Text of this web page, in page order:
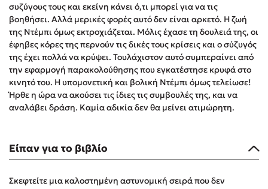
Mimi Matthews
Benzamin Bécue
Rebecca Yarros
Teo Benedetti
Τζένη Κουτσοδημητροπούλου
Emily Henry
Ali Hazelwood
Pierdomenico Baccalario
συζύγους τους και εκείνη κάνει ό,τι μπορεί για να τις
βοηθήσει. Αλλά μερικές φορές αυτό δεν είναι αρκετό. Η ζωή
της Ντέμπι όμως εκτροχιάζεται. Μόλις έχασε τη δουλειά της, οι
έφηβες κόρες της περνούν τις δικές τους κρίσεις και ο σύζυγός
της έχει πολλά να κρύψει. Τουλάχιστον αυτό συμπεραίνει από
την εφαρμογή παρακολούθησης που εγκατέστησε κρυφά στο
κινητό του. Η υπομονετική και βολική Ντέμπι όμως τελείωσε!
Ήρθε η ώρα να ακούσει τις ίδιες τις συμβουλές της, και να
αναλάβει δράση. Καμία αδικία δεν θα μείνει ατιμώρητη.
Είπαν για το βιβλίο
Σκεφτείτε μια καλοστημένη αστυνομική σειρά που δεν